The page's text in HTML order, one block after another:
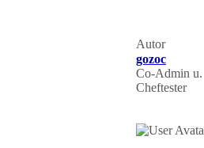
Autor
gozoc
Co-Admin u.
Cheftester